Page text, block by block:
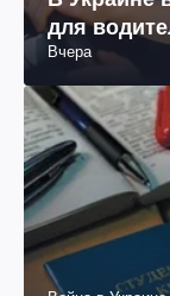
для
Вчера